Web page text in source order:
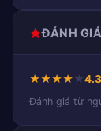
ĐÁNH GIÁ
★★★★★4.3
Đánh giá từ